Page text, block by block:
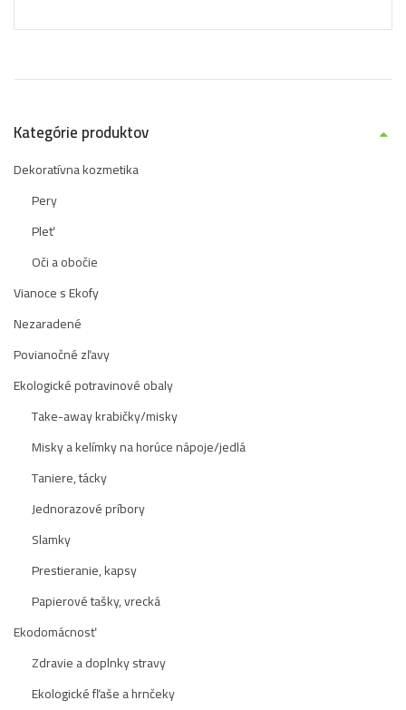
Kategórie produktov
Dekoratívna kozmetika
Pery
Pleť
Oči a obočie
Vianoce s Ekofy
Nezaradené
Povianočné zľavy
Ekologické potravinové obaly
Take-away krabičky/misky
Misky a kelímky na horúce nápoje/jedlá
Taniere, tácky
Jednorazové príbory
Slamky
Prestieranie, kapsy
Papierové tašky, vrecká
Ekodomácnosť
Zdravie a doplnky stravy
Ekologické fľaše a hrnčeky